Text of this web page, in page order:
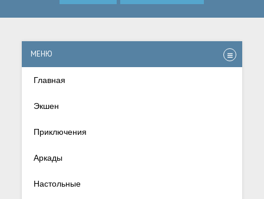
МЕНЮ
Главная
Экшен
Приключения
Аркады
Настольные